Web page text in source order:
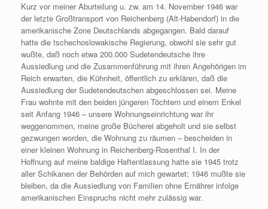
Kurz vor meiner Aburteilung u. zw. am 14. November 1946 war
der letzte Großtransport von Reichenberg (Alt-Habendorf) in die
amerikanische Zone Deutschlands abgegangen. Bald darauf
hatte die tschechoslowakische Regierung, obwohl sie sehr gut
wußte, daß noch etwa 200.000 Sudetendeutsche ihre
Aussiedlung und die Zusammenführung mit ihren Angehörigen im
Reich erwarten, die Kühnheit, öffentlich zu erklären, daß die
Aussiedlung der Sudetendeutschen abgeschlossen sei. Meine
Frau wohnte mit den beiden jüngeren Töchtern und einem Enkel
seit Anfang 1946 – unsere Wohnungseinrichtung war ihr
weggenommen, meine große Bücherei abgeholt und sie selbst
gezwungen worden, die Wohnung zu räumen – bescheiden in
einer kleinen Wohnung in Reichenberg-Rosenthal I. In der
Hoffnung auf meine baldige Haftentlassung hatte sie 1945 trotz
aller Schikanen der Behörden auf mich gewartet; 1946 mußte sie
bleiben, da die Aussiedlung von Familien ohne Ernährer infolge
amerikanischen Einspruchs nicht mehr zulässig war.